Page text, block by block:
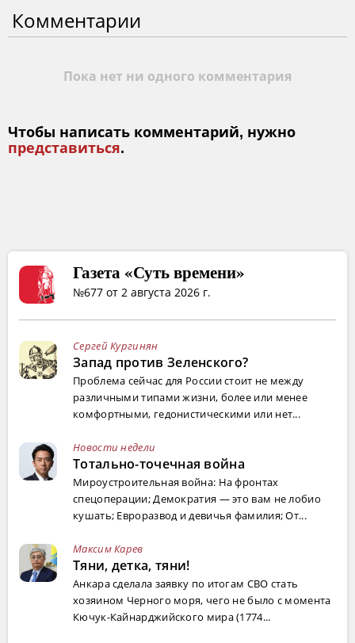
Комментарии
Пока нет ни одного комментария
Чтобы написать комментарий, нужно
представиться.
Газета «Суть времени»
№677 от 2 августа 2026 г.
Сергей Кургинян
Запад против Зеленского?
Проблема сейчас для России стоит не между
различными типами жизни, более или менее
комфортными, гедонистическими или нет...
Новости недели
Тотально-точечная война
Мироустроительная война: На фронтах
спецоперации; Демократия — это вам не лобио
кушать; Евроразвод и девичья фамилия; От...
Максим Карев
Тяни, детка, тяни!
Анкара сделала заявку по итогам СВО стать
хозяином Черного моря, чего не было с момента
Кючук-Кайнарджийского мира (1774...